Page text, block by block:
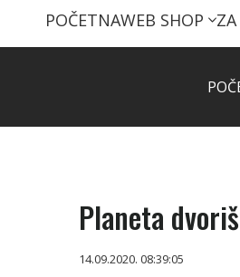
POČETNAWEB SHOP
Planeta
14.09.2020. 08:39:05